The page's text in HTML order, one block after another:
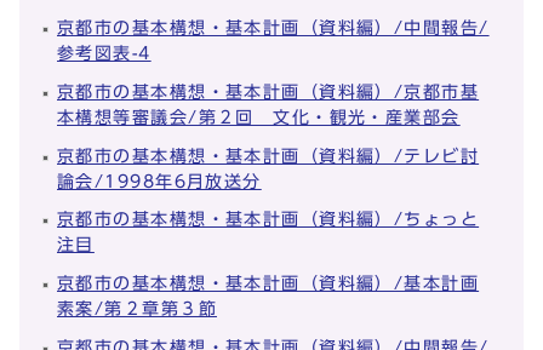
京都市の基本構想・基本計画（資料編）/中間報告/
参考図表-4
京都市の基本構想・基本計画（資料編）/京都市基
本構想等審議会/第２回 文化・観光・産業部会
京都市の基本構想・基本計画（資料編）/テレビ討
論会/1998年6月放送分
京都市の基本構想・基本計画（資料編）/ちょっと
注目
京都市の基本構想・基本計画（資料編）/基本計画
素案/第２章第３節